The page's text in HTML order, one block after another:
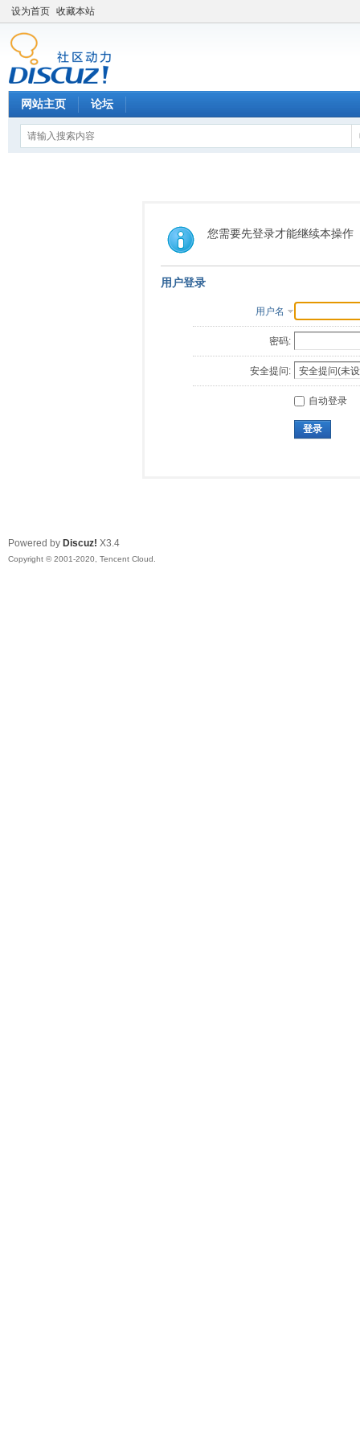
设为首页 收藏本站
网站主页 论坛
您需要先登录才能继续本操作
用户登录
用户名
密码:
安全提问:
自动登录
登录
Powered by Discuz! X3.4
Copyright © 2001-2020, Tencent Cloud.